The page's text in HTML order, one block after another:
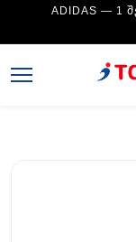
ADIDAS — 1